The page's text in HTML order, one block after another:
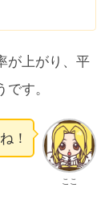
が上がり、平
す。
ここ
！